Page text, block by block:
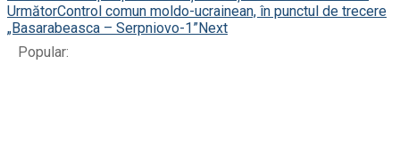
UrmătorControl comun moldo-ucrainean, în punctul de trecere
„Basarabeasca – Serpniovo-1”Next
Popular: